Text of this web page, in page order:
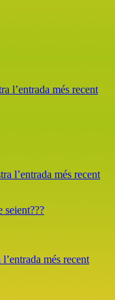
l’entrada més recent
l’entrada més recent
seient???
més recent